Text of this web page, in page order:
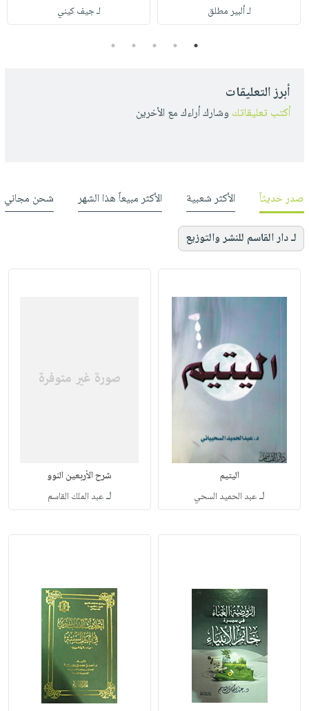
لـ ألبير مطلق
لـ جيف كيني
1
2
3
4
5
أبرز التعليقات
أكتب تعليقاتك وشارك أراءك مع الأخرين
صدر حديثاً الأكثر شعبية الأكثر مبيعاً هذا الشهر شحن مجاني
لـ دار القاسم للنشر والتوزيع
اليتيم
لـعبد الحميد السحي
شرح الأربعين النوو
لـعبد الملك القاسم